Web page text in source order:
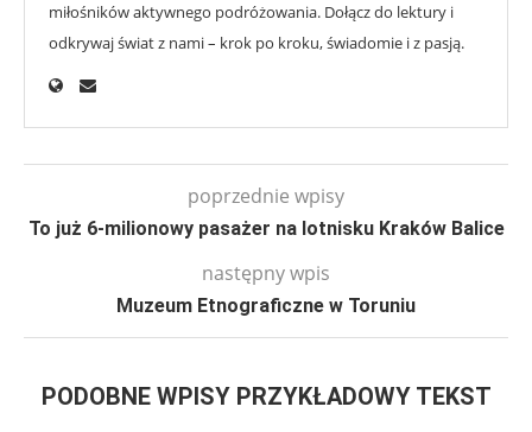
miłośników aktywnego podróżowania. Dołącz do lektury i
odkrywaj świat z nami – krok po kroku, świadomie i z pasją.
poprzednie wpisy
To już 6-milionowy pasażer na lotnisku Kraków Balice
następny wpis
Muzeum Etnograficzne w Toruniu
PODOBNE WPISY PRZYKŁADOWY TEKST